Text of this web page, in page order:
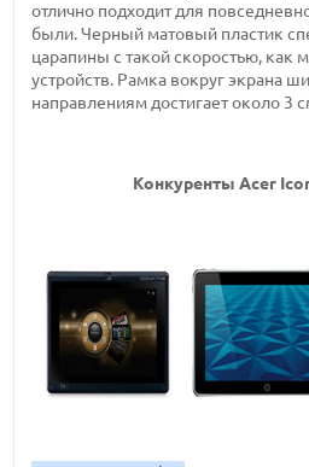
отлично подходит для
были. Черный матовый пластик
царапины с такой скоростью, как
устройств. Рамка вокруг экрана
направлениям достигает около 3
Конкуренты Acer